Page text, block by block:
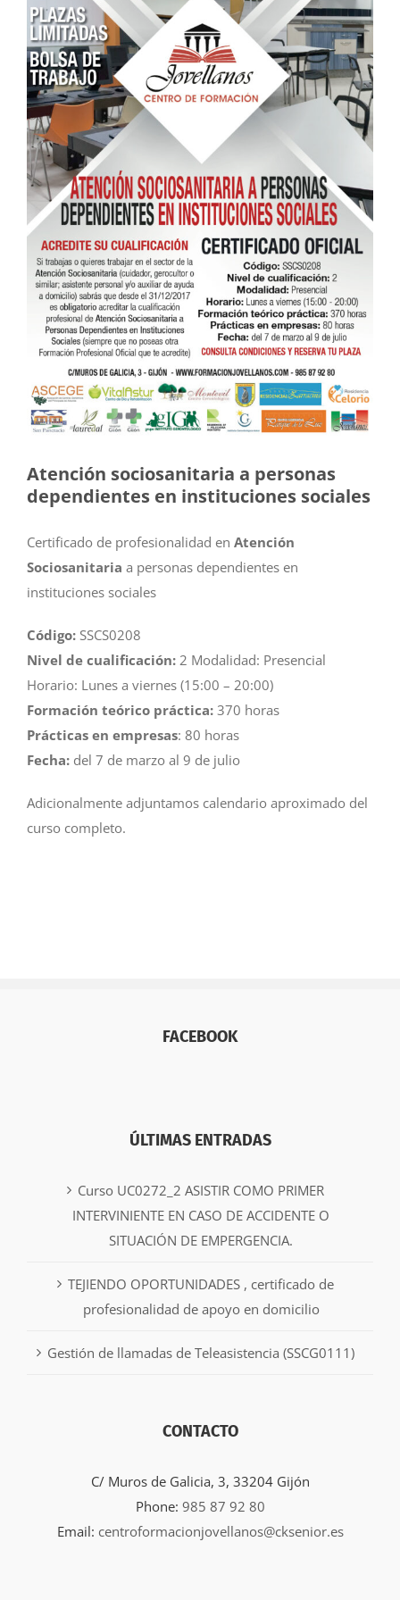
Atención sociosanitaria a personas
dependientes en instituciones sociales
Certificado de profesionalidad en Atención
Sociosanitaria a personas dependientes en
instituciones sociales
Código: SSCS0208
Nivel de cualificación: 2 Modalidad: Presencial
Horario: Lunes a viernes (15:00 – 20:00)
Formación teórico práctica: 370 horas
Prácticas en empresas: 80 horas
Fecha: del 7 de marzo al 9 de julio
Adicionalmente adjuntamos calendario aproximado del
curso completo.
FACEBOOK
ÚLTIMAS ENTRADAS
Curso UC0272_2 ASISTIR COMO PRIMER
INTERVINIENTE EN CASO DE ACCIDENTE O
SITUACIÓN DE EMPERGENCIA.
TEJIENDO OPORTUNIDADES , certificado de
profesionalidad de apoyo en domicilio
Gestión de llamadas de Teleasistencia (SSCG0111)
CONTACTO
C/ Muros de Galicia, 3, 33204 Gijón
Phone: 985 87 92 80
Email: centroformacionjovellanos@cksenior.es